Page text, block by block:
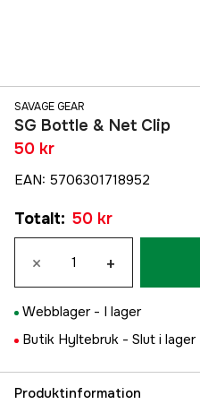
SAVAGE GEAR
SG Bottle & Net Clip
50 kr
EAN: 5706301718952
Totalt: 50 kr
× +
Webblager - I lager
Butik Hyltebruk - Slut i lager
Produktinformation